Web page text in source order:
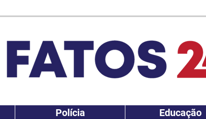
Polícia Educação